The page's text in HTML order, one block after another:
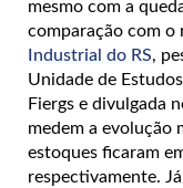
mesmo com a
comparação com o
Industrial do RS,
Unidade de
Fiergs e divulgada
medem a evolução
estoques ficaram
respectivamente.